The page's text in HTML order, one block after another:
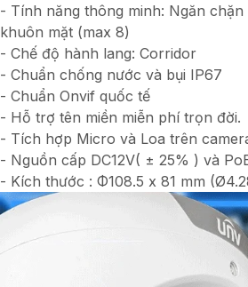
- Tính năng thông minh: Ngăn
khuôn mặt (max 8)
- Chế độ hành lang: Corridor
- Chuẩn chống nước và bụi IP67
- Chuẩn Onvif quốc tế
- Hỗ trợ tên miền miễn phí trọn đời.
- Tích hợp Micro và Loa trên
- Nguồn cấp DC12V( ± 25% ) và
- Kích thước : Φ108.5 x 81 mm